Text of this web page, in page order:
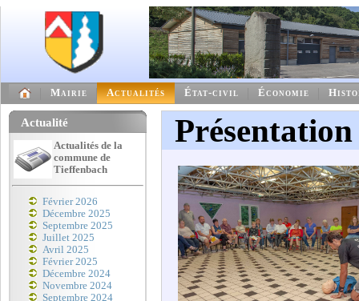
Mairie Actualités État-civil Économie
Actualité
Actualités de la
commune de
Tieffenbach
Février 2026
Décembre 2025
Septembre 2025
Juillet 2025
Avril 2025
Février 2025
Décembre 2024
Novembre 2024
Septembre 2024